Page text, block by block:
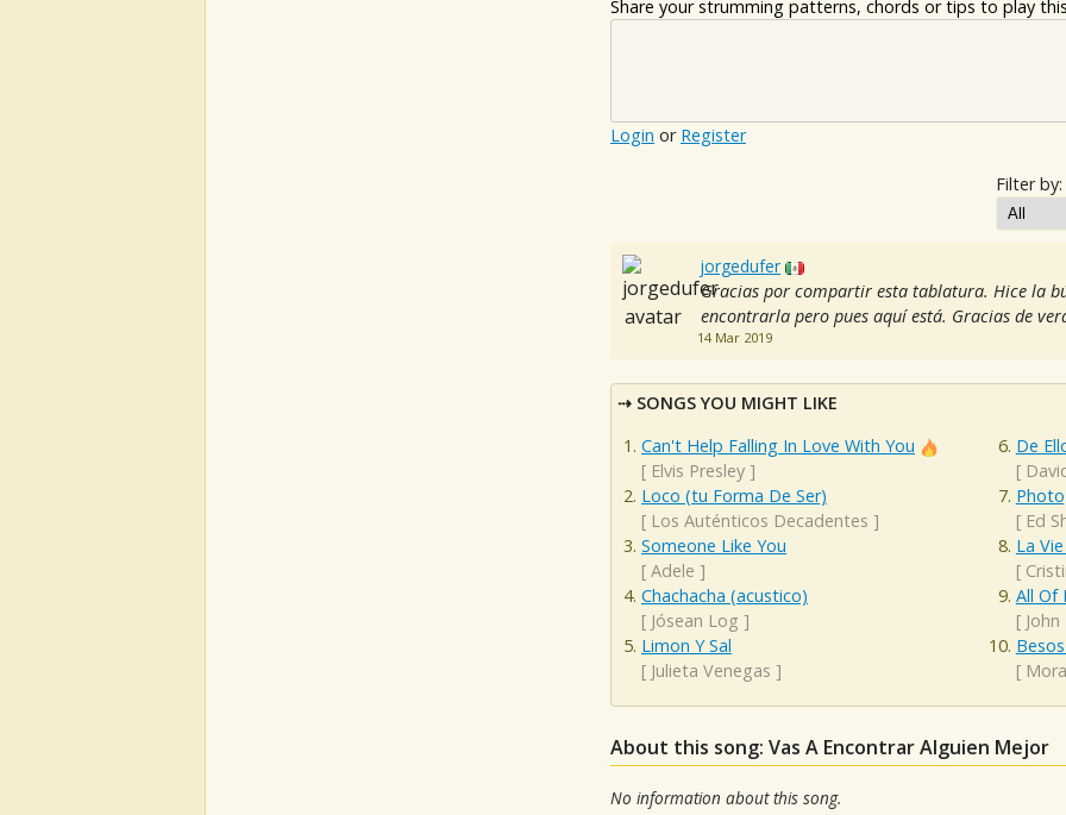
Share your strumming patterns, chords or tips to play
Login or Register
Filter by:
jorgedufer
Gracias por compartir esta tablatura. Hice la
encontrarla pero pues aquí está. Gracias de
14 Mar 2019
SONGS YOU MIGHT LIKE
Can't Help Falling In Love With You
[ Elvis Presley ]
Loco (tu Forma De Ser)
[ Los Auténticos Decadentes ]
Someone Like You
[ Adele ]
Chachacha (acustico)
[ Jósean Log ]
Limon Y Sal
[ Julieta Venegas ]
De
[
[ Ed
La
[
All Of
[
[
About this song: Vas A Encontrar Alguien Mejor
No information about this song.